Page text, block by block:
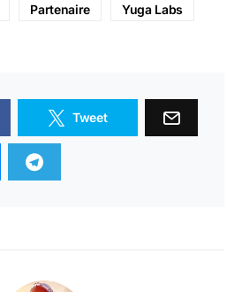
Partenaire Yuga Labs
Tweet